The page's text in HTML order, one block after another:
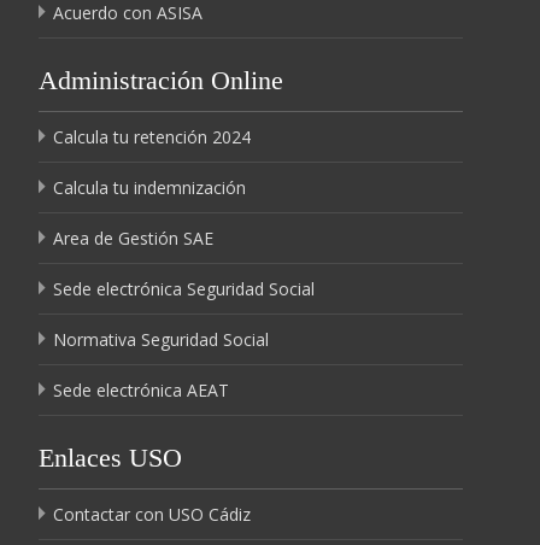
Acuerdo con ASISA
Administración Online
Calcula tu retención 2024
Calcula tu indemnización
Area de Gestión SAE
Sede electrónica Seguridad Social
Normativa Seguridad Social
Sede electrónica AEAT
Enlaces USO
Contactar con USO Cádiz